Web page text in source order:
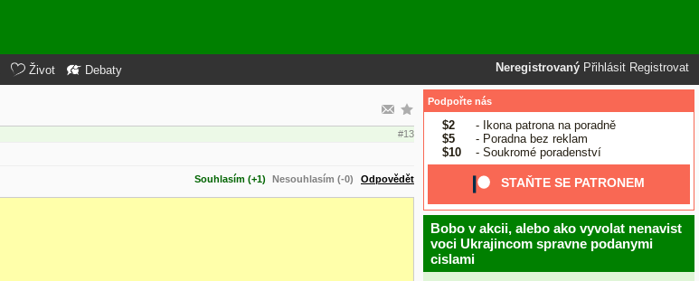
Neregistrovaný Přihlásit Registrovat
Život Debaty
#13
Souhlasím (+1)
Nesouhlasím (-0) Odpovědět
Podpořte nás
$2
- Ikona patrona na poradně
$5
- Poradna bez reklam
$10
- Soukromé poradenství
STAŇTE SE PATRONEM
Bobo v akcii, alebo ako vyvolat nenavist
voci Ukrajincom spravne podanymi
cislami